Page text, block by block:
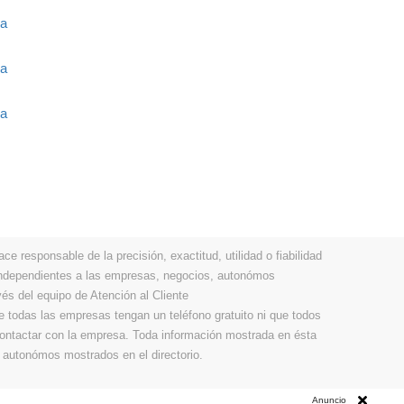
responsable de la precisión, exactitud, utilidad o fiabilidad
a las empresas, negocios, autonómos
del equipo de Atención al Cliente
las empresas tengan un teléfono gratuito ni que todos
con la empresa. Toda información mostrada en ésta
mostrados en el directorio.
Anuncio